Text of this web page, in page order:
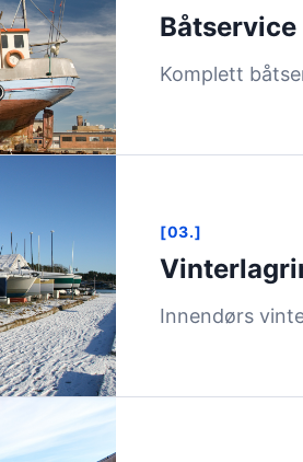
Båtservice
Komplett
[03.]
Innendørs